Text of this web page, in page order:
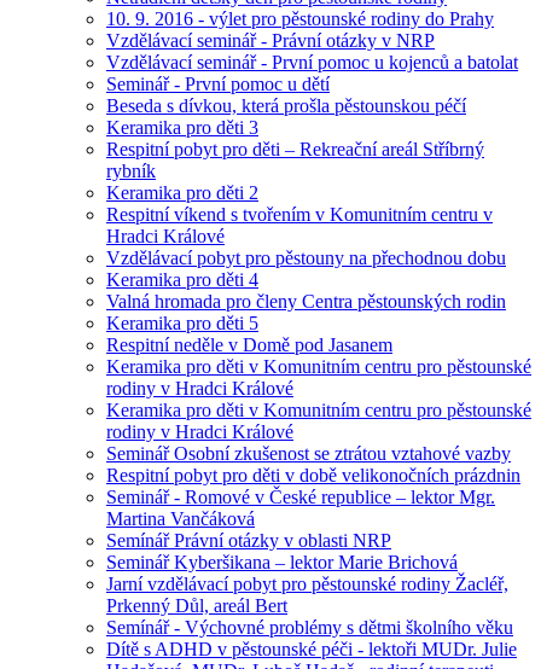
10. 9. 2016 - výlet pro pěstounské rodiny do Prahy
Vzdělávací seminář - Právní otázky v NRP
Vzdělávací seminář - První pomoc u kojenců a batolat
Seminář - První pomoc u dětí
Beseda s dívkou, která prošla pěstounskou péčí
Keramika pro děti 3
Respitní pobyt pro děti – Rekreační areál Stříbrný
rybník
Keramika pro děti 2
Respitní víkend s tvořením v Komunitním centru v
Hradci Králové
Vzdělávací pobyt pro pěstouny na přechodnou dobu
Keramika pro děti 4
Valná hromada pro členy Centra pěstounských rodin
Keramika pro děti 5
Respitní neděle v Domě pod Jasanem
Keramika pro děti v Komunitním centru pro pěstounské
rodiny v Hradci Králové
Keramika pro děti v Komunitním centru pro pěstounské
rodiny v Hradci Králové
Seminář Osobní zkušenost se ztrátou vztahové vazby
Respitní pobyt pro děti v době velikonočních prázdnin
Seminář - Romové v České republice – lektor Mgr.
Martina Vančáková
Semínář Právní otázky v oblasti NRP
Seminář Kyberšikana – lektor Marie Brichová
Jarní vzdělávací pobyt pro pěstounské rodiny Žacléř,
Prkenný Důl, areál Bert
Semínář - Výchovné problémy s dětmi školního věku
Dítě s ADHD v pěstounské péči - lektoři MUDr. Julie